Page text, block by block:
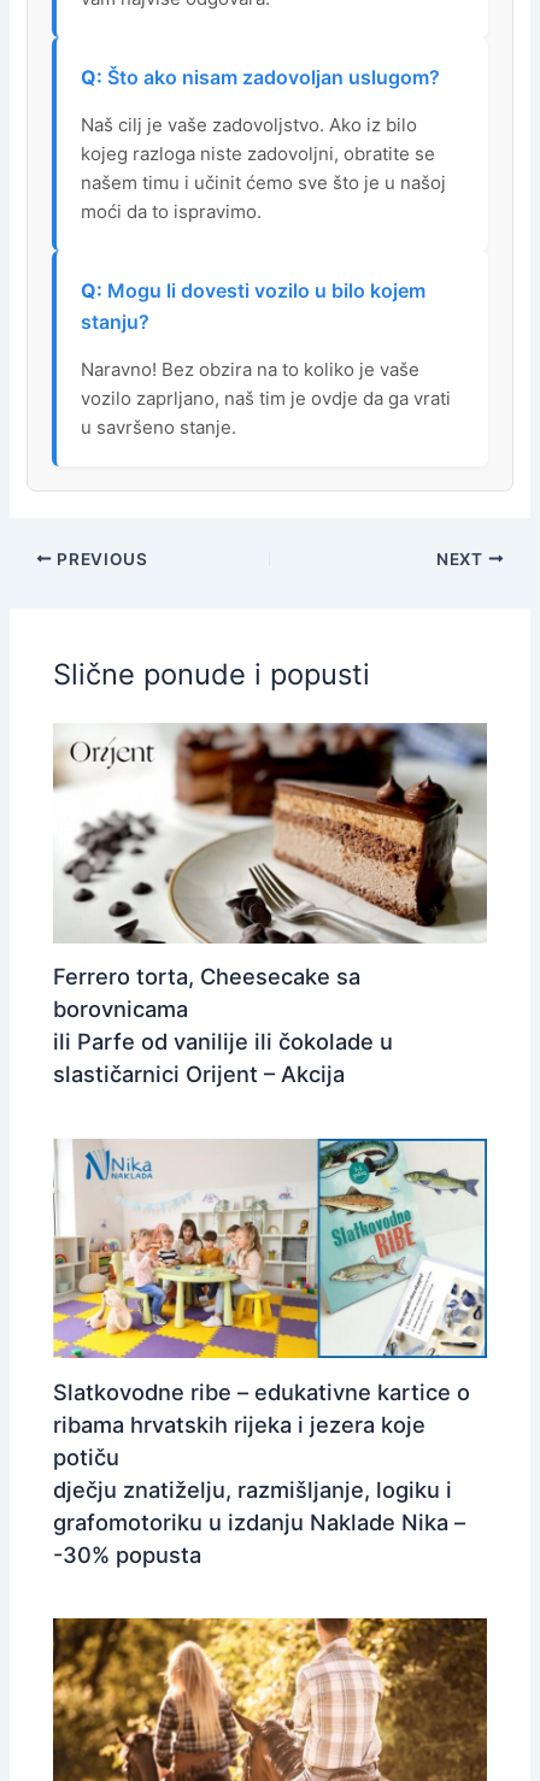
Što ako nisam zadovoljan uslugom?
Naš cilj je vaše zadovoljstvo. Ako iz bilo
kojeg razloga niste zadovoljni, obratite se
našem timu i učinit ćemo sve što je u našoj
moći da to ispravimo.
Mogu li dovesti vozilo u bilo kojem
stanju?
Naravno! Bez obzira na to koliko je vaše
vozilo zaprljano, naš tim je ovdje da ga vrati
u savršeno stanje.
PREVIOUS NEXT
Slične ponude i popusti
Ferrero torta, Cheesecake sa
borovnicama
ili Parfe od vanilije ili čokolade u
slastičarnici Orijent – Akcija
Slatkovodne ribe – edukativne kartice o
ribama hrvatskih rijeka i jezera koje
potiču
dječju znatiželju, razmišljanje, logiku i
grafomotoriku u izdanju Naklade Nika –
-30% popusta